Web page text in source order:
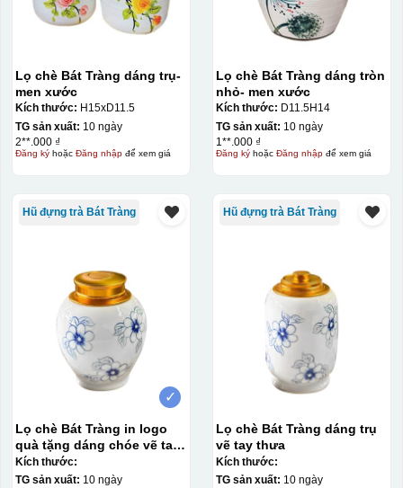
Decal được in xong, sẽ có 1 nền vàng phía dưới
Lọ chè Bát Tràng dáng trụ-
men xước
Kích thước: H15xD11.5
TG sản xuất: 10 ngày
2**.000 ₫
Đăng kýhoặc Đăng nhậpđể xem giá
Lọ chè Bát Tràng dáng tròn
nhỏ- men xước
Kích thước: D11.5H14
TG sản xuất: 10 ngày
1**.000 ₫
Đăng kýhoặc Đăng nhậpđể xem giá
Hũ đựng trà Bát Tràng
✓
Lọ chè Bát Tràng in logo
quà tặng dáng chóe vẽ tay
thưa
Kích thước:
TG sản xuất: 10 ngày
Hũ đựng trà Bát Tràng
Lọ chè Bát Tràng dáng trụ
vẽ tay thưa
Kích thước:
TG sản xuất: 10 ngày